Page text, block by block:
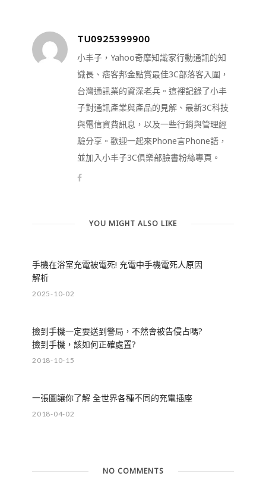
TU0925399900
小丰子，Yahoo奇摩知識家行動通訊的知
識長、痞客邦金點賞最佳3C部落客入圍，
台灣通訊業的資深老兵。這裡記錄了小丰
子對通訊產業與產品的見解、最新3C科技
與電信資費訊息，以及一些行銷與管理經
驗分享。歡迎一起來Phone言Phone語，
並加入小丰子3C俱樂部臉書粉絲專頁。
YOU MIGHT ALSO LIKE
手機在浴室充電被電死! 充電中手機電死人原因
解析
2025-10-02
撿到手機一定要送到警局，不然會被告侵占嗎?
撿到手機，該如何正確處置?
2018-10-15
一張圖讓你了解 全世界各種不同的充電插座
2018-04-02
NO COMMENTS